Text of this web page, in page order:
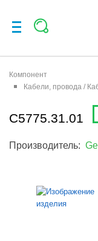
Компонент
Кабели, провода /
C5775.31.01
Производитель: